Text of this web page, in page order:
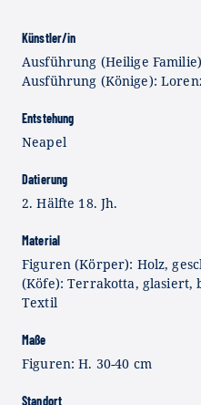
Künstler/in
Ausführung (Heilige
Ausführung (Könige):
Entstehung
Neapel
Datierung
2. Hälfte 18. Jh.
Material
Figuren (Körper): Holz,
(Köfe): Terrakotta, glasiert,
Textil
Maße
Figuren: H. 30-40 cm
Standort